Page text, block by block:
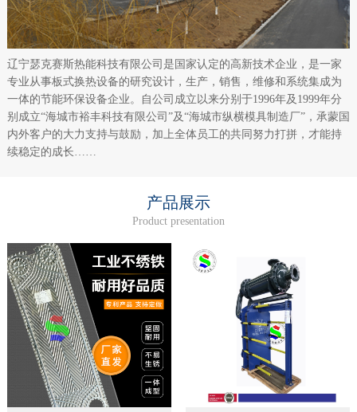
辽宁瑟克赛斯热能科技有限公司是国家认定的高新技术企业，是一家
专业从事板式换热设备的研究设计，生产，销售，维修和系统集成为
一体的节能环保设备企业。自公司成立以来分别于1996年及1999年分
别成立“海城市裕丰科技有限公司”及“海城市纵横模具制造厂”，承蒙国
内外客户的大力支持与鼓励，加上全体员工的共同努力打拼，才能持
续稳定的成长……
产品展示
Product presentation